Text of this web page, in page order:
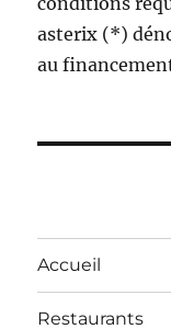
asterix (*)
au
Accueil
Restaurants